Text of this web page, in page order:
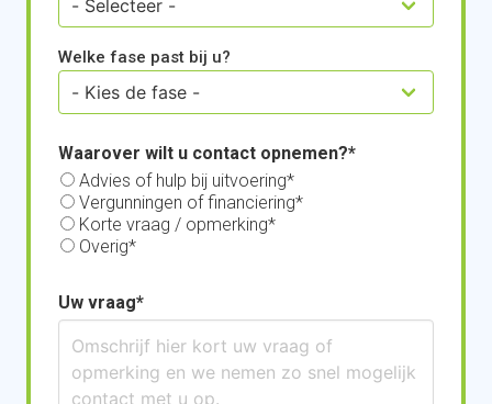
Welke fase past bij u?
Waarover wilt u contact opnemen?
Advies of hulp bij uitvoering
Vergunningen of financiering
Korte vraag / opmerking
Overig
Uw vraag